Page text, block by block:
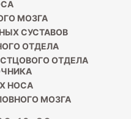
МОЗГА
СУСТАВОВ
ОТДЕЛА
ОТДЕЛА
НОСА
МОЗГА